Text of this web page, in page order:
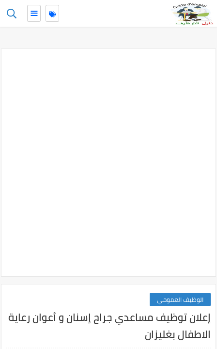
-->
≡
الوظيف العمومي
إعلان توظيف مساعدي جراح إسنان و أعوان رعاية
الاطفال بغليزان